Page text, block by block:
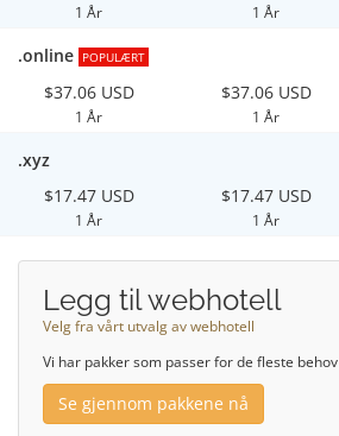
1 År 1 År
.online POPULÆRT
$37.06 USD
1 År
$37.06 USD
1 År
.xyz
$17.47 USD
1 År
$17.47 USD
1 År
Legg til webhotell
Velg fra vårt utvalg av webhotell
Vi har pakker som passer for de fleste behov
Se gjennom pakkene nå